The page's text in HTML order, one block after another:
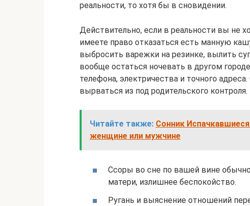
реальности, то хотя бы в сновидении.
Действительно, если в реальности вы не
имеете право отказаться есть манную
выбросить варежки на резинке, вылить
вообще остаться ночевать в другом
телефона, электричества и точного
вырваться из под родительского контроля.
Читайте также: Сонник
женщине или мужчине
Ссоры во сне по вашей вине
матери, излишнее беспокойство.
Ругань и выяснение отношений